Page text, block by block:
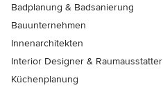
Badplanung & Badsanierung
Bauunternehmen
Innenarchitekten
Interior Designer & Raumausstatter
Küchenplanung